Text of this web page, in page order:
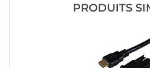
PRODUITS